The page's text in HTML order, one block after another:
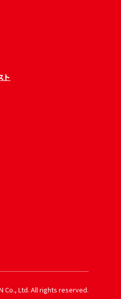
ト
Co., Ltd. All rights reserved.